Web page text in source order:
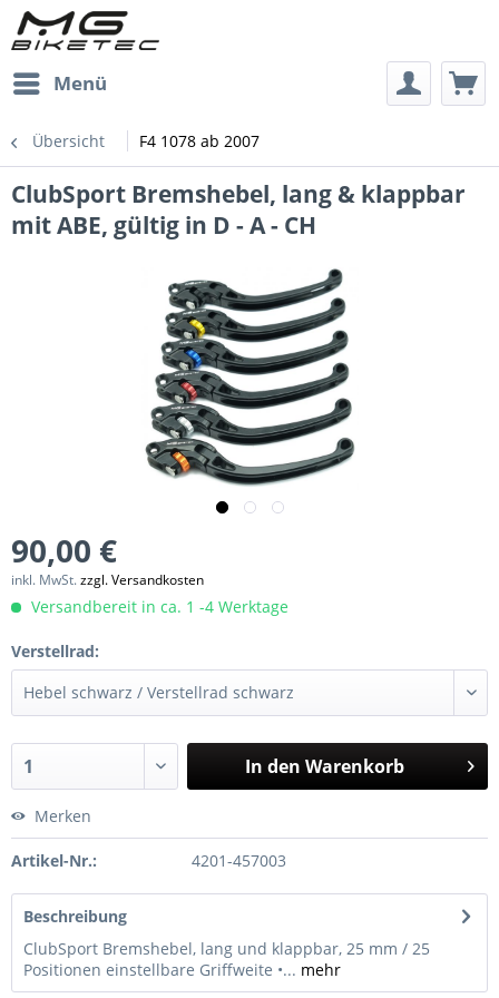
Menü
Übersicht F4 1078 ab 2007
ClubSport Bremshebel, lang & klappbar
mit ABE, gültig in D - A - CH
90,00 €
inkl. MwSt.zzgl. Versandkosten
Versandbereit in ca. 1 -4 Werktage
Verstellrad:
In den Warenkorb
Merken
Artikel-Nr.: 4201-457003
Beschreibung
ClubSport Bremshebel, lang und klappbar, 25 mm / 25
Positionen einstellbare Griffweite •... mehr